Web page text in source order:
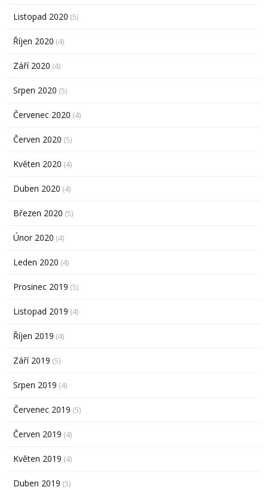
Listopad 2020 (5)
Říjen 2020 (4)
Září 2020 (4)
Srpen 2020 (5)
Červenec 2020 (4)
Červen 2020 (5)
Květen 2020 (4)
Duben 2020 (4)
Březen 2020 (5)
Únor 2020 (4)
Leden 2020 (4)
Prosinec 2019 (5)
Listopad 2019 (4)
Říjen 2019 (4)
Září 2019 (5)
Srpen 2019 (4)
Červenec 2019 (5)
Červen 2019 (4)
Květen 2019 (4)
Duben 2019 (5)